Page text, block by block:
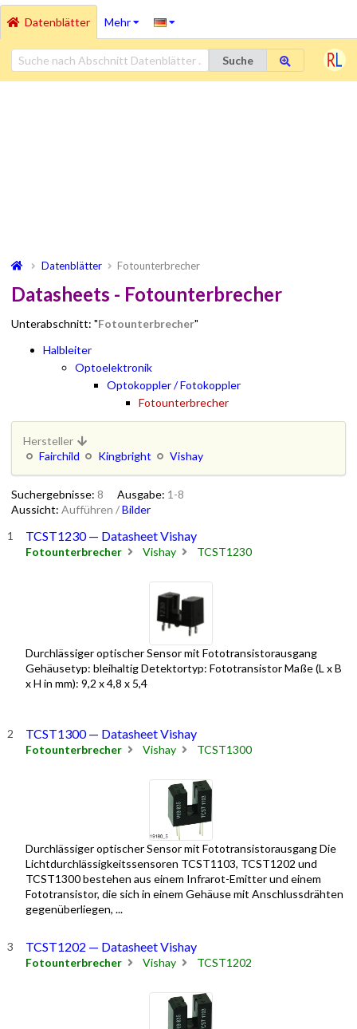
Datenblätter Mehr
Suche
Datenblätter Fotounterbrecher
Datasheets - Fotounterbrecher
Unterabschnitt: "Fotounterbrecher"
Halbleiter
Optoelektronik
Optokoppler / Fotokoppler
Fotounterbrecher
Hersteller
Fairchild
Kingbright Vishay
Suchergebnisse: 8 Ausgabe: 1-8
Aussicht: Aufführen /Bilder
TCST1230 — Datasheet Vishay
Fotounterbrecher Vishay TCST1230
Durchlässiger optischer Sensor mit Fototransistorausgang
Gehäusetyp: bleihaltig Detektortyp: Fototransistor Maße (L x B
x H in mm): 9,2 x 4,8 x 5,4
TCST1300 — Datasheet Vishay
Fotounterbrecher Vishay TCST1300
Durchlässiger optischer Sensor mit Fototransistorausgang Die
Lichtdurchlässigkeitssensoren TCST1103, TCST1202 und
TCST1300 bestehen aus einem Infrarot-Emitter und einem
Fototransistor, die sich in einem Gehäuse mit Anschlussdrähten
gegenüberliegen, ...
TCST1202 — Datasheet Vishay
Fotounterbrecher Vishay TCST1202